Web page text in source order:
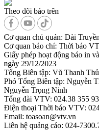
Theo dõi báo trên
Cơ quan chủ quản: Đài
Cơ quan báo chí: Thời báo
Giấy phép hoạt động báo in
ngày 29/12/2023
Tổng Biên tập: Vũ Thanh
Phó Tổng Biên tập: Nguyễn
Nguyễn Trọng Ninh
Tổng đài VTV: 024.38 355
Ðiện thoại Thời báo VTV:
Email: toasoan@vtv.vn
Liên hệ quảng cáo: 024-